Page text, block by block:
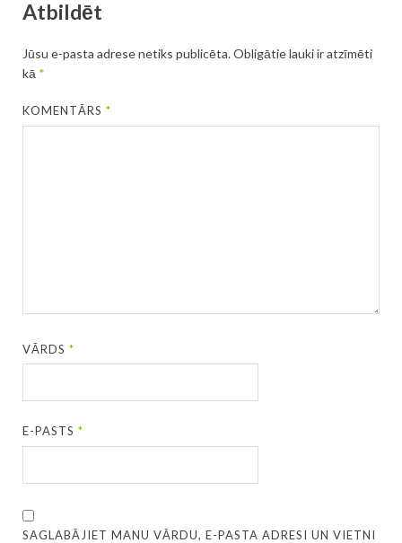
Atbildēt
Jūsu e-pasta adrese netiks publicēta.Obligātie lauki ir atzīmēti
kā *
KOMENTĀRS*
VĀRDS*
E-PASTS*
SAGLABĀJIET MANU VĀRDU, E-PASTA ADRESI UN VIETNI